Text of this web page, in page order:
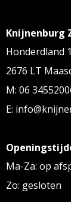
Knijnenburg
Honderdland
2676 LT
M: 06
E:
Ma-Za: op
Zo: gesloten